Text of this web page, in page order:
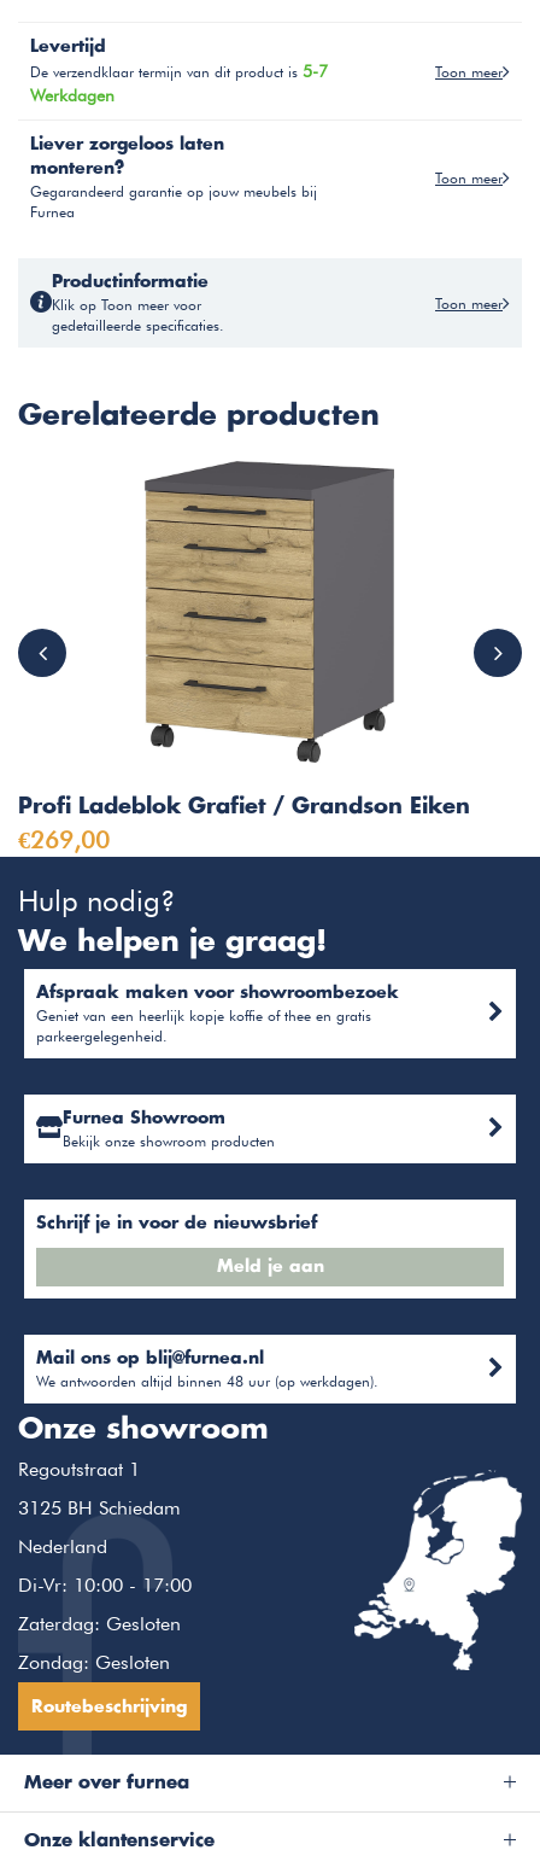
Levertijd
De verzendklaar termijn van dit product is 5-7
Werkdagen
Toon meer
Liever zorgeloos laten
monteren?
Gegarandeerd garantie op jouw meubels bij
Furnea
Toon meer
Productinformatie
Klik op Toon meer voor
gedetailleerde specificaties.
Toon meer
Gerelateerde producten
Profi Ladeblok Grafiet / Grandson Eiken
€269,00
Hulp nodig?
We helpen je graag!
Afspraak maken voor showroombezoek
Geniet van een heerlijk kopje koffie of thee en gratis
parkeergelegenheid.
Furnea Showroom
Bekijk onze showroom producten
Schrijf je in voor de nieuwsbrief
Meld je aan
Mail ons op blij@furnea.nl
We antwoorden altijd binnen 48 uur (op werkdagen).
Onze showroom
Regoutstraat 1
3125 BH Schiedam
Nederland
Di-Vr: 10:00 - 17:00
Zaterdag: Gesloten
Zondag: Gesloten
Routebeschrijving
Meer over furnea
Onze klantenservice